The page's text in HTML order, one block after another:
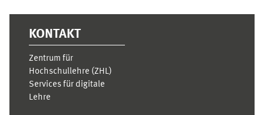
KONTAKT
Zentrum für
Hochschullehre (ZHL)
Services für digitale
Lehre